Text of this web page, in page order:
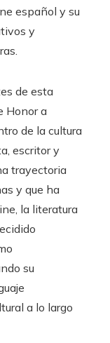
español y su
y
de esta
Honor a
de la cultura
escritor y
trayectoria
y que ha
la literatura
su
a lo largo